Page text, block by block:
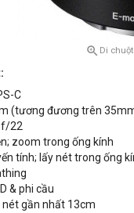
 Di
C
(tương đương trên
f/22
zoom trong ống kính
tính; lấy nét trong ống
& phi cầu
nét gần nhất 13cm